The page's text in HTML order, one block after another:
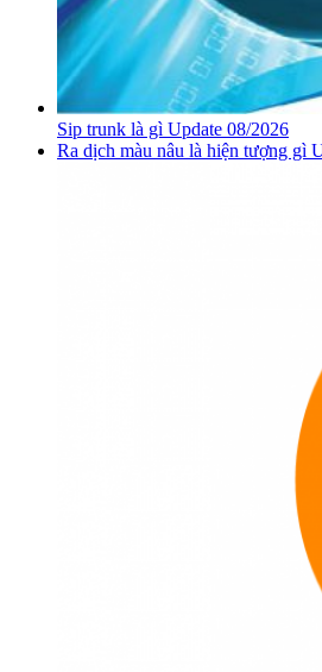
Sip trunk là gì Update 08/2026
Ra dịch màu nâu là hiện tượng gì